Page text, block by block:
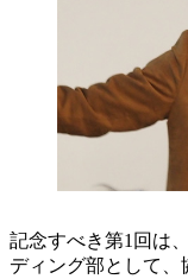
記念すべき第1回は
ディング部として、